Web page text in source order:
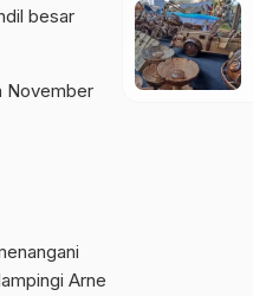
besar
November
Arne